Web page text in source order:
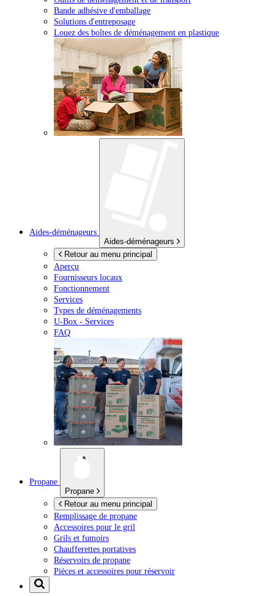
Bande adhésive d'emballage
Solutions d'entreposage
Louez des boîtes de déménagement en plastique
Aides-déménageurs
Aides-déménageurs
Retour au menu principal
Aperçu
Fournisseurs locaux
Fonctionnement
Services
Types de déménagements
U-Box - Services
FAQ
Propane
Propane
Retour au menu principal
Remplissage de propane
Accessoires pour le gril
Grils et fumoirs
Chaufferettes portatives
Réservoirs de propane
Pièces et accessoires pour réservoir